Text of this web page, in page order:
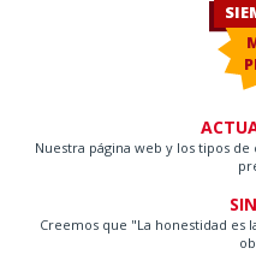
Nuestra página web y los tipos
Creemos que "La honestidad es